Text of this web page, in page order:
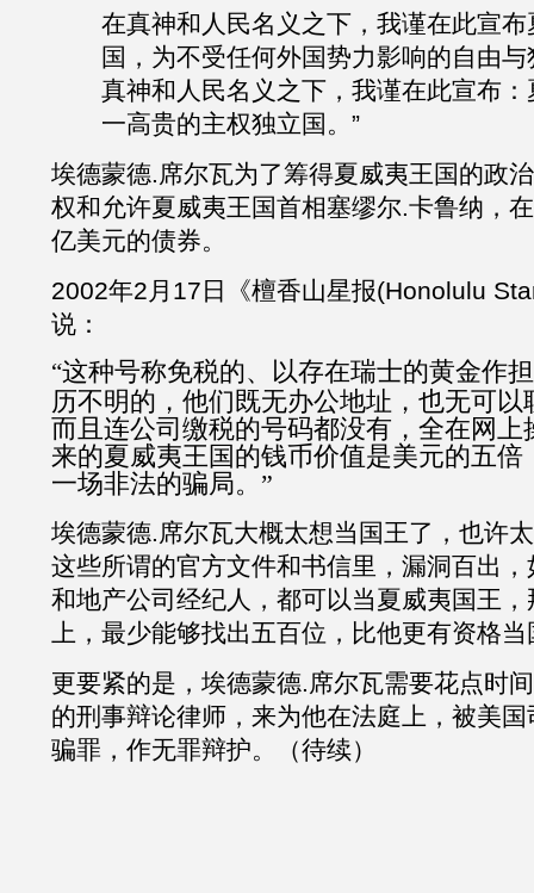
在真神和人民名义之下，我谨在此宣布
国，为不受任何外国势力影响的自由
真神和人民名义之下，我谨在此宣布：
一高贵的主权独立国。”
埃德蒙德.席尔瓦为了筹得夏威夷王国的政
权和允许夏威夷王国首相塞缪尔.卡鲁纳，
亿美元的债券。
2002年2 月 17 日《檀香山星报(Honolulu
说：
“这种号称免税的、以存在瑞士的黄金作
历不明的，他们既无办公地址，也无可以
而且连公司缴税的号码都没有，全在网上
来的夏威夷王国的钱币价值是美元的五倍
一场非法的骗局。”
埃德蒙德.席尔瓦大概太想当国王了，也许
这些所谓的官方文件和书信里，漏洞百出
和地产公司经纪人，都可以当夏威夷国王
上，最少能够找出五百位，比他更有资格
更要紧的是，埃德蒙德.席尔瓦需要花点时
的刑事辩论律师，来为他在法庭上，被美
骗罪，作无罪辩护。（待续）